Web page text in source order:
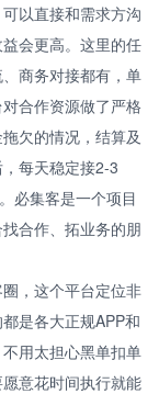
以直接和需求方沟
会更高。这里的任
商务对接都有，单
合作资源做了严格
欠的情况，结算及
每天稳定接2-3
必集客是一个项目
合作、拓业务的朋
，这个平台定位非
是各大正规APP和
用太担心黑单扣单
意花时间执行就能